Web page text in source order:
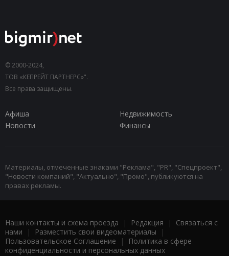
© 2000-2024,
ТОВ «КЕПРЕЙТ ПАРТНЕРС»".
Все права защищены.
Афиша
Недвижимость
Новости
Финансы
Материалы, отмеченные знаками "Реклама", "PR", "Спецпроект",
"Новости компаний", "Актуально", "Промо", публикуются на
правах рекламы.
Наши контакты и схема проезда | Редакция | Связаться с
нами | Разместить свои видеоматериалы |
Пользовательское Соглашение |
Политика в сфере
конфиденциальности и персональных данных